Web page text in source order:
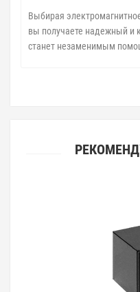
Выбирая
вы получаете надежный и
станет незаменимым